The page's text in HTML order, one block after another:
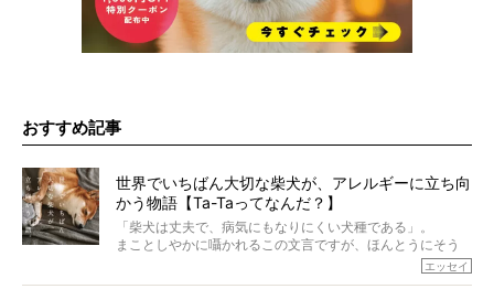
おすすめ記事
世界でいちばん大切な柴犬が、アレルギーに立ち向
かう物語【Ta-Taってなんだ？】
「柴犬は丈夫で、病気にもなりにくい犬種である」。
まことしやかに囁かれるこの文言ですが、ほんとうにそう
もちろん、犬種としての完成度がとてつもなく高い柴犬だ
エッセイ